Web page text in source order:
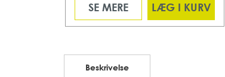
SE MERE
LÆG I KURV
Beskrivelse